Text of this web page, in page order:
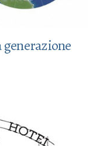
generazione